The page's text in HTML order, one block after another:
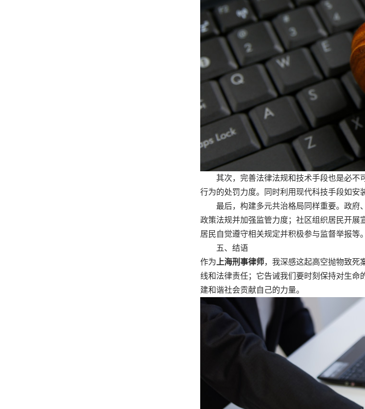
其次，完善法律法规和技术手段也是必不
行为的处罚力度。同时利用现代科技手段如安
最后，构建多元共治格局同样重要。政府
政策法规并加强监管力度；社区组织居民开展
居民自觉遵守相关规定并积极参与监督举报等。
五、结语
作为 上海刑事律师，我深感这起高空抛物致死
线和法律责任；它告诫我们要时刻保持对生
建和谐社会贡献自己的力量。